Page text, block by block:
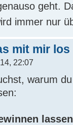
geht.
immer nur
mit mir
22:07
warum